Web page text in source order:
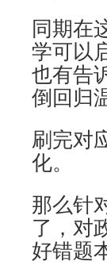
同期在
学可以
也有告
倒回归
刷完对
化。
那么针
了，对
好错题